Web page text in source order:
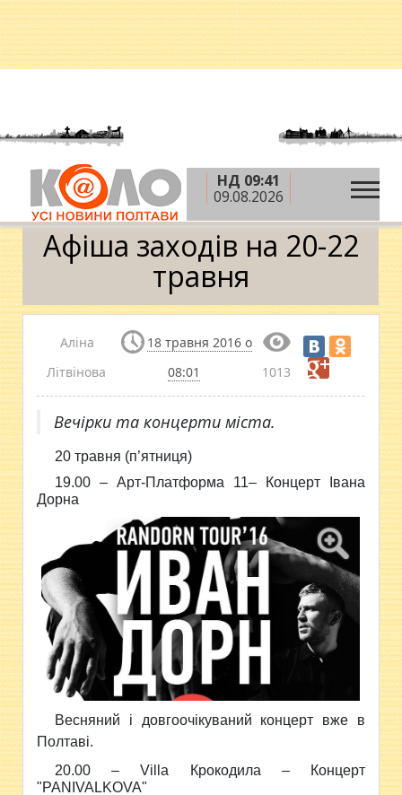
НД 09:41
09.08.2026
Головна » Новини » Афіша »Афіша заходів на
20-22 травня
Афіша заходів на 20-22
травня
Аліна
Літвінова
18 травня 2016 о
08:01
1013
Вечірки та концерти міста.
20 травня (п’ятниця)
19.00 –Арт-Платформа 11–
Концерт Івана
Дорна
Весняний і довгоочікуваний концерт вже в
Полтаві.
20.00 –Villa Крокодила –
Концерт
"PANIVALKOVA"